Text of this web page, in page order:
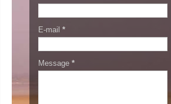
E-mail *
Message *